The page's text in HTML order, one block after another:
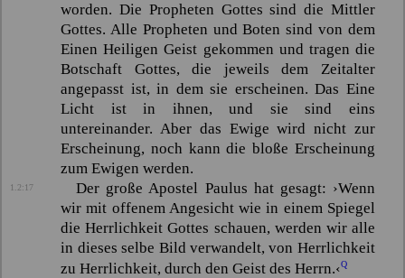
worden. Die Propheten Gottes sind die Mittler
Gottes. Alle Propheten und Boten sind von dem
Einen Heiligen Geist gekommen und tragen die
Botschaft Gottes, die jeweils dem Zeitalter
angepasst ist, in dem sie erscheinen. Das Eine
Licht ist in ihnen, und sie sind eins
untereinander. Aber das Ewige wird nicht zur
Erscheinung, noch kann die bloße Erscheinung
zum Ewigen werden.
1.2:17 Der große Apostel Paulus hat gesagt: ›Wenn
wir mit offenem Angesicht wie in einem Spiegel
die Herrlichkeit Gottes schauen, werden wir alle
in dieses selbe Bild verwandelt, von Herrlichkeit
zu Herrlichkeit, durch den Geist des Herrn.‹Q